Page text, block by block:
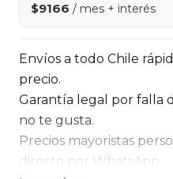
$9166 / mes + interés
Envíos a todo Chile
precio.
Garantía legal por falla
no te gusta.
Precios mayoristas
directo por WhatsApp.